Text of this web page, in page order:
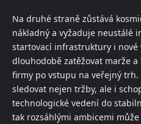
Na druhé straně zůstává
nákladný a vyžaduje neustálé
startovací infrastruktury i
dlouhodobě zatěžovat marže
firmy po vstupu na veřejný
sledovat nejen tržby, ale i
technologické vedení do
tak rozsáhlými ambicemi